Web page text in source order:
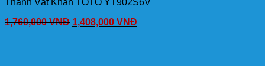
Thanh Vắt Khăn TOTO YT902S6V
1,760,000VNĐ 1,408,000 VNĐ